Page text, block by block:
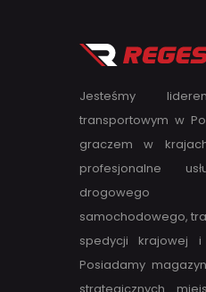
Jesteśmy
transportowym w
graczem w
profesjonalne
samochodowego,
spedycji krajowej i
Posiadamy
strategicznych